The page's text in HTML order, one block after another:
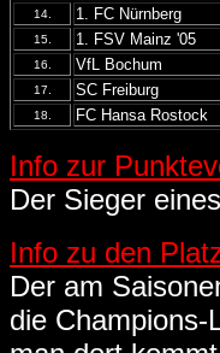
14. 1. FC Nürnberg
15. 1. FSV Mainz '05
16. VfL Bochum
17. SC Freiburg
18. FC Hansa Rostock
Info zur
Der Sieger
Info zu den
Der am
die